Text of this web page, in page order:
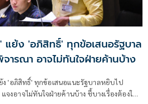
แย้ง 'อภิสิทธิ์' ทุกข้อเสนอรัฐบาล
ารณา อาจไม่ทันใจฝ่ายค้านบ้าง
ง 'อภิสิทธิ์' ทุกข้อเสนอแนะรัฐบาลหยิบไป
จงอาจไม่ทันใจฝ่ายค้านบ้าง ชี้บางเรื่องต้องใช้